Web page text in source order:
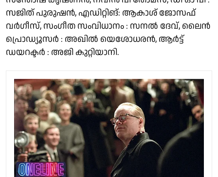
സജിത് പുരുഷൻ, എഡിറ്റിങ്: ആകാശ് ജോസഫ്
വർഗീസ്, സംഗീത സംവിധാനം : സനൽ ദേവ്, ലൈൻ
പ്രൊഡ്യൂസർ : അഖിൽ യെശോധരൻ, ആർട്ട്
ഡയറക്ടർ : അജി കുറ്റിയാനി.